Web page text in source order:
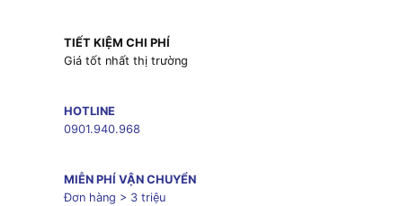
TIẾT KIỆM CHI PHÍ
Giá tốt nhất thị trường
HOTLINE
0901.940.968
MIỄN PHÍ VẬN CHUYỂN
Đơn hàng > 3 triệu